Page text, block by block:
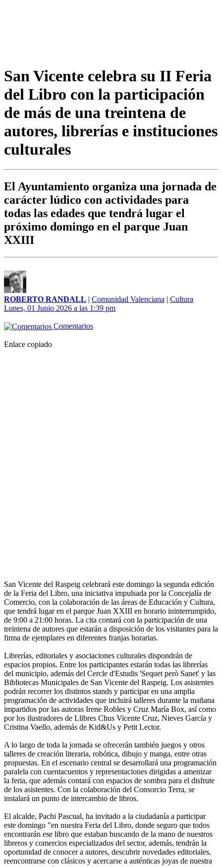
San Vicente celebra su II Feria
del Libro con la participación
de más de una treintena de
autores, librerías e instituciones
culturales
El Ayuntamiento organiza una jornada de
carácter lúdico con actividades para
todas las edades que tendrá lugar el
próximo domingo en el parque Juan
XXIII
ROBERTO RANDALL | Comunidad Valenciana | Cultura
Lunes, 01 Junio 2026 a las 1:39 pm
Comentarios
Enlace copiado
San Vicente del Raspeig celebrará este domingo la segunda edición
de la Feria del Libro, una iniciativa impulsada por la Concejalía de
Comercio, con la colaboración de las áreas de Educación y Cultura,
que tendrá lugar en el parque Juan XXIII en horario ininterrumpido,
de 9:00 a 21:00 horas. La cita contará con la participación de una
treintena de autores que estarán a disposición de los visitantes para la
firma de ejemplares en diferentes franjas horarias.
Librerías, editoriales y asociaciones culturales dispondrán de
espacios propios. Entre los participantes estarán todas las librerías
del municipio, además del Cercle d'Estudis 'Sequet però Sanet' y las
Bibliotecas Municipales de San Vicente del Raspeig. Los asistentes
podrán recorrer los distintos stands y participar en una amplia
programación de actividades que incluirá talleres durante la mañana
impartidos por las autoras Irene Robles y Cruz María Box, así como
por los ilustradores de Llibres Chus Vicente Cruz, Nieves García y
Cristina Vaello, además de Kid&Us y Petit Lector.
A lo largo de toda la jornada se ofrecerán también juegos y otros
talleres de creación literaria, robótica, dibujo y manga, entre otras
propuestas. En el escenario central se desarrollará una programación
paralela con cuentacuentos y representaciones dirigidas a amenizar
la feria, que además contará con espacios de sombra para el disfrute
de los asistentes. Con la colaboración del Consorcio Terra, se
instalará un punto de intercambio de libros.
El alcalde, Pachi Pascual, ha invitado a la ciudadanía a participar
este domingo "en nuestra Feria del Libro, donde seguro que todos
encontrarán ese libro que estaban buscando de la mano de nuestros
libreros y comercios especializados del sector, además, tendrán la
oportunidad de conocer a autores, descubrir novedades editoriales,
reencontrarse con clásicos y acercarse a auténticas joyas de nuestra